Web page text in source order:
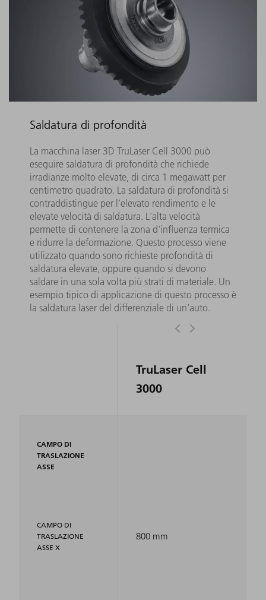
Saldatura di profondità
La macchina laser 3D TruLaser Cell 3000 può
eseguire saldatura di profondità che richiede
irradianze molto elevate, di circa 1 megawatt per
centimetro quadrato. La saldatura di profondità si
contraddistingue per l'elevato rendimento e le
elevate velocità di saldatura. L'alta velocità
permette di contenere la zona d'influenza termica
e ridurre la deformazione. Questo processo viene
utilizzato quando sono richieste profondità di
saldatura elevate, oppure quando si devono
saldare in una sola volta più strati di materiale. Un
esempio tipico di applicazione di questo processo è
la saldatura laser del differenziale di un'auto.
CAMPO DI
TRASLAZIONE
ASSE
CAMPO DI
TRASLAZIONE
ASSE X
TruLaser Cell
3000
800 mm